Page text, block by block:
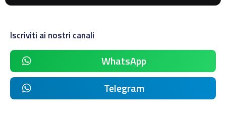
Iscriviti ai nostri canali
WhatsApp
Telegram